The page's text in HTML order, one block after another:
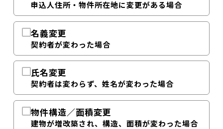
申込人住所・物件所在地に変更がある場合
名義変更
契約者が変わった場合
氏名変更
契約者は変わらず、姓名が変わった場合
物件構造／面積変更
建物が増改築され、構造、面積が変わった場合